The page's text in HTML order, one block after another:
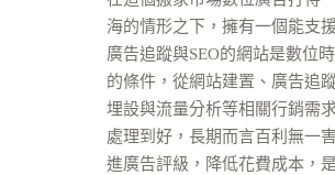
海的情形之下，擁有一個能支
廣告追蹤與SEO的網站是數位
的條件，從網站建置、廣告追
埋設與流量分析等相關行銷需
處理到好，長期而言百利無一
進廣告評級，降低花費成本，